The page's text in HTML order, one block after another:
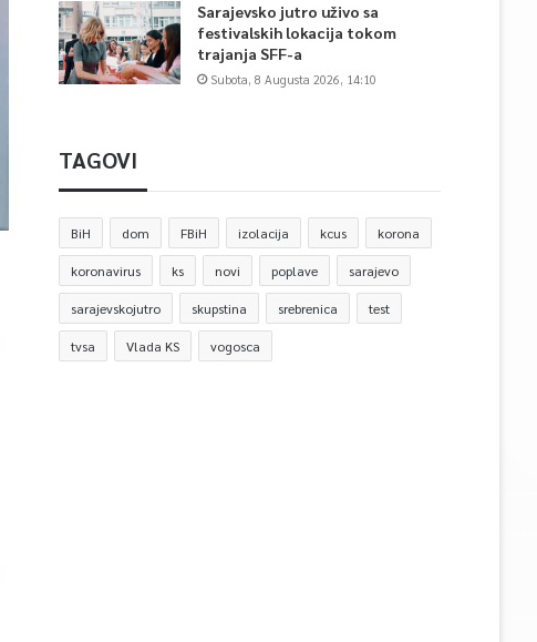
Sarajevsko jutro uživo sa
festivalskih lokacija tokom
trajanja SFF-a
Subota, 8 Augusta 2026, 14:10
TAGOVI
BiH dom FBiH izolacija kcus korona
koronavirus ks novi poplave sarajevo
sarajevskojutro skupstina srebrenica test
tvsa Vlada KS vogosca